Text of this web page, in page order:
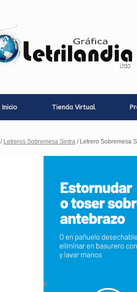
Inicio Tienda Virtual
/ Letreros Sobremesa Sintra / Letrero Sobremesa